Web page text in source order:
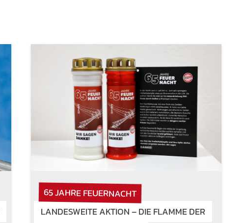
65 JAHRE FEUERNACHT
LANDESWEITE AKTION – DIE FLAMME DER